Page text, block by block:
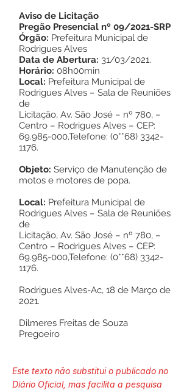
Aviso de Licitação
Pregão Presencial nº 09/2021-SRP
Órgão: Prefeitura Municipal de
Rodrigues Alves
Data de Abertura: 31/03/2021.
Horário: 08h00min
Local: Prefeitura Municipal de
Rodrigues Alves – Sala de Reuniões
de
Licitação, Av. São José – nº 780, –
Centro – Rodrigues Alves – CEP:
69.985-000,Telefone: (0**68) 3342-
1176.
Objeto: Serviço de Manutenção de
motos e motores de popa.
Local: Prefeitura Municipal de
Rodrigues Alves – Sala de Reuniões
de
Licitação, Av. São José – nº 780, –
Centro – Rodrigues Alves – CEP:
69.985-000,Telefone: (0**68) 3342-
1176.
Rodrigues Alves-Ac, 18 de Março de
2021.
Dilmeres Freitas de Souza
Pregoeiro
Este texto não substitui o publicado no
Diário Oficial, mas facilita a pesquisa